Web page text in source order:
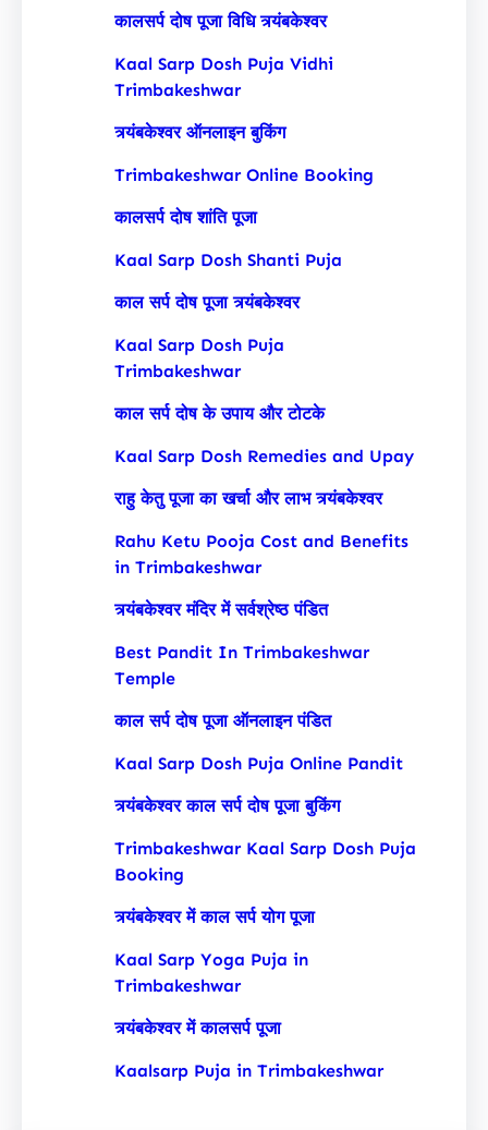
कालसर्प दोष पूजा विधि त्र्यंबकेश्वर
Kaal Sarp Dosh Puja Vidhi
Trimbakeshwar
त्र्यंबकेश्वर ऑनलाइन बुकिंग
Trimbakeshwar Online Booking
कालसर्प दोष शांति पूजा
Kaal Sarp Dosh Shanti Puja
काल सर्प दोष पूजा त्र्यंबकेश्वर
Kaal Sarp Dosh Puja
Trimbakeshwar
काल सर्प दोष के उपाय और टोटके
Kaal Sarp Dosh Remedies and Upay
राहु केतु पूजा का खर्चा और लाभ त्र्यंबकेश्वर
Rahu Ketu Pooja Cost and Benefits
in Trimbakeshwar
त्र्यंबकेश्वर मंदिर में सर्वश्रेष्ठ पंडित
Best Pandit In Trimbakeshwar
Temple
काल सर्प दोष पूजा ऑनलाइन पंडित
Kaal Sarp Dosh Puja Online Pandit
त्र्यंबकेश्वर काल सर्प दोष पूजा बुकिंग
Trimbakeshwar Kaal Sarp Dosh Puja
Booking
त्र्यंबकेश्वर में काल सर्प योग पूजा
Kaal Sarp Yoga Puja in
Trimbakeshwar
त्र्यंबकेश्वर में कालसर्प पूजा
Kaalsarp Puja in Trimbakeshwar